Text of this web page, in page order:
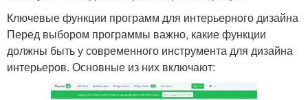
Ключевые функции программ для интерьерного дизайна
Перед выбором программы важно, какие функции
должны быть у современного инструмента для дизайна
интерьеров. Основные из них включают: